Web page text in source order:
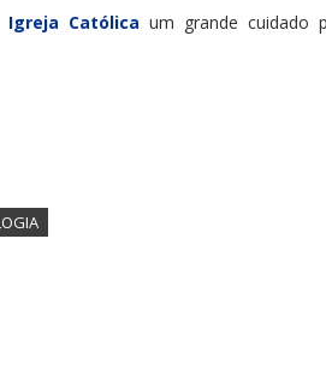
Igreja Católica um grande cuidado